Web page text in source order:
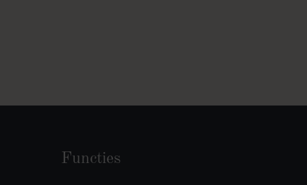
Functies